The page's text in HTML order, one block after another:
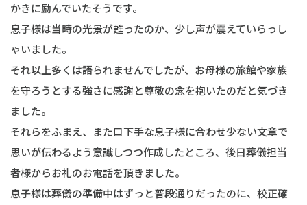
かきに励んでいたそうです。
息子様は当時の光景が甦ったのか、少し声が震えていらっし
ゃいました。
それ以上多くは語られませんでしたが、お母様の旅館や家族
を守ろうとする強さに感謝と尊敬の念を抱いたのだと気づき
ました。
それらをふまえ、また口下手な息子様に合わせ少ない文章で
思いが伝わるよう意識しつつ作成したところ、後日葬儀担当
者様からお礼のお電話を頂きました。
息子様は葬儀の準備中はずっと普段通りだったのに、校正確